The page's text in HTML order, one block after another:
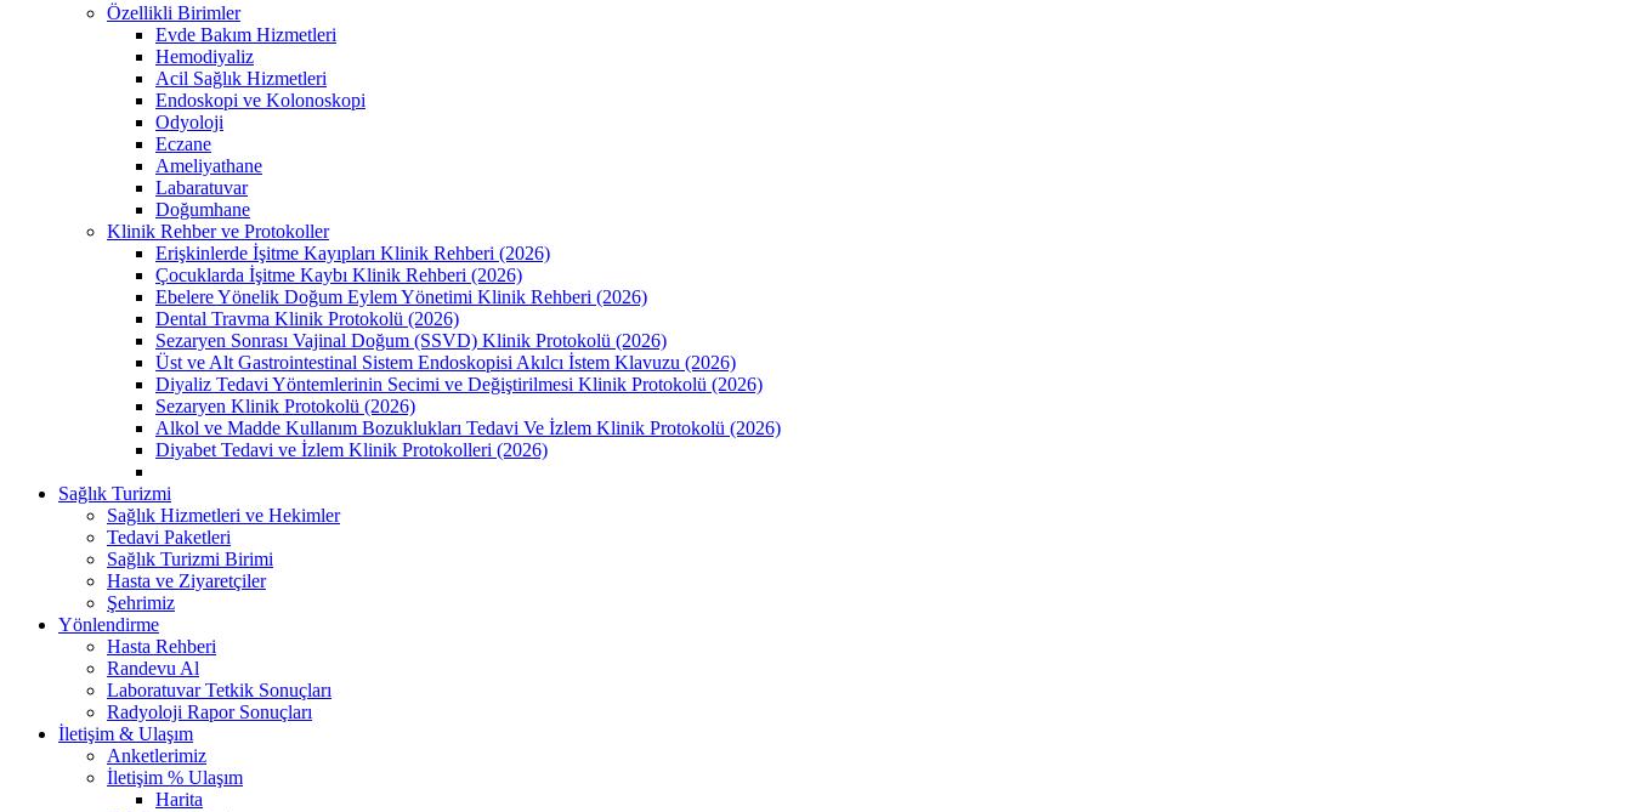
Özellikli Birimler
Evde Bakım Hizmetleri
Hemodiyaliz
Acil Sağlık Hizmetleri
Endoskopi ve Kolonoskopi
Odyoloji
Eczane
Ameliyathane
Labaratuvar
Doğumhane
Klinik Rehber ve Protokoller
Erişkinlerde İşitme Kayıpları Klinik Rehberi (2026)
Çocuklarda İşitme Kaybı Klinik Rehberi (2026)
Ebelere Yönelik Doğum Eylem Yönetimi Klinik Rehberi (2026)
Dental Travma Klinik Protokolü (2026)
Sezaryen Sonrası Vajinal Doğum (SSVD) Klinik Protokolü (2026)
Üst ve Alt Gastrointestinal Sistem Endoskopisi Akılcı İstem Klavuzu (2026)
Diyaliz Tedavi Yöntemlerinin Secimi ve Değiştirilmesi Klinik Protokolü (2026)
Sezaryen Klinik Protokolü (2026)
Alkol ve Madde Kullanım Bozuklukları Tedavi Ve İzlem Klinik Protokolü (2026)
Diyabet Tedavi ve İzlem Klinik Protokolleri (2026)
Sağlık Turizmi
Sağlık Hizmetleri ve Hekimler
Tedavi Paketleri
Sağlık Turizmi Birimi
Hasta ve Ziyaretçiler
Şehrimiz
Yönlendirme
Hasta Rehberi
Randevu Al
Laboratuvar Tetkik Sonuçları
Radyoloji Rapor Sonuçları
İletişim & Ulaşım
Anketlerimiz
İletişim % Ulaşım
Harita